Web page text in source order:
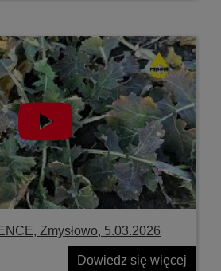
Zmysłowo, 5.03.2026
Dowiedz się więcej